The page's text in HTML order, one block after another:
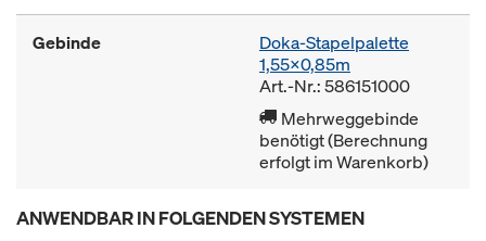
Gebinde
Doka-Stapelpalette
1,55x0,85m
Art.-Nr.: 586151000
Mehrweggebinde
benötigt (Berechnung
erfolgt im Warenkorb)
ANWENDBAR IN FOLGENDEN SYSTEMEN